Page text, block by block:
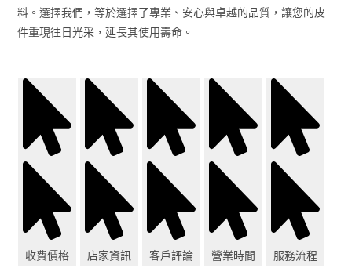
料。選擇我們，等於選擇了專業、安心與卓越的品質，讓您的皮
件重現往日光采，延長其使用壽命。
收費價格 店家資訊 客戶評論 營業時間 服務流程